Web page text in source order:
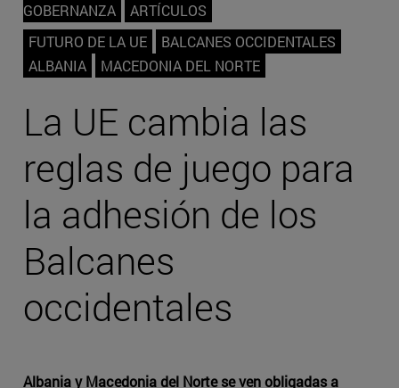
GOBERNANZA
ARTÍCULOS
FUTURO DE LA UE
BALCANES OCCIDENTALES
ALBANIA
MACEDONIA DEL NORTE
La UE cambia las
reglas de juego para
la adhesión de los
Balcanes
occidentales
Albania y Macedonia del Norte se ven obligadas a